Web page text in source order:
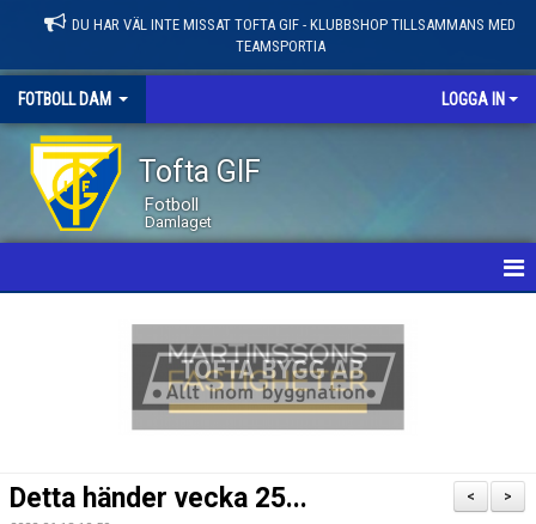
DU HAR VÄL INTE MISSAT TOFTA GIF - KLUBBSHOP TILLSAMMANS MED
TEAMSPORTIA
FOTBOLL DAM LOGGA IN
Tofta GIF
Fotboll
Damlaget
>
<
Detta händer vecka 25...